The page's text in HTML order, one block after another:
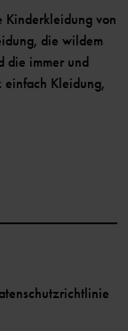
Kinderkleidung von
die wildem
die immer und
einfach Kleidung,